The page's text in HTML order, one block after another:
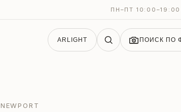
ПН–ПТ
ARLIGHT ПОИСК ПО
NEWPORT